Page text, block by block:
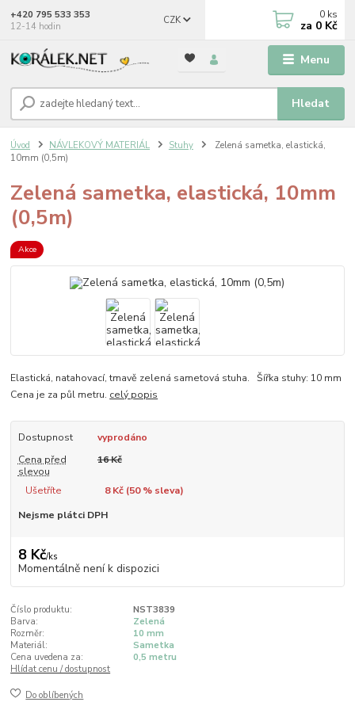
Menu
CZK
Hledat
+420 795 533 353
12-14 hodin
0 ks
za 0 Kč
Úvod NÁVLEKOVÝ MATERIÁL Stuhy
Zelená sametka, elastická,
10mm (0,5m)
Zelená sametka, elastická, 10mm
(0,5m)
Akce
Elastická, natahovací, tmavě zelená sametová stuha. Šířka stuhy: 10 mm
Cena je za půl metru. celý popis
Dostupnost
vyprodáno
Cena před
slevou
16 Kč
Ušetříte 8 Kč (50% sleva)
Nejsme plátci DPH
8 Kč/ks
Momentálně není k dispozici
Číslo produktu:
NST3839
Barva:
Zelená
Rozměr:
10 mm
Materiál:
Sametka
Cena uvedena za:
0,5 metru
Hlídat cenu / dostupnost
Do oblíbených